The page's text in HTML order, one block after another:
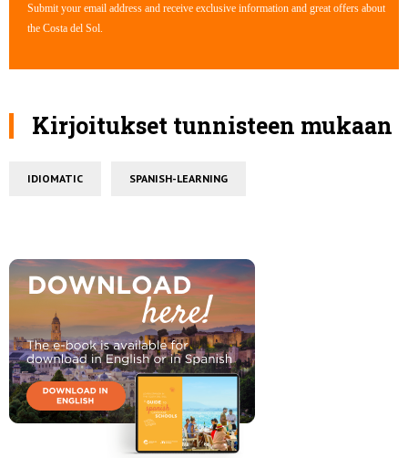
Submit your email address and receive exclusive information and great offers about
the Costa del Sol.
Kirjoitukset tunnisteen mukaan
IDIOMATIC SPANISH-LEARNING